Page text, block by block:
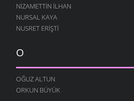
NIZAMETTIN İLHAN
NURSAL KAYA
NUSRET ERIŞTI
O
OĞUZ ALTUN
ORKUN BÜYÜK